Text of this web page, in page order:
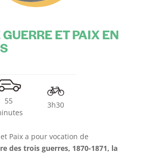
ET PAIX EN
55
3h30
Paix a pour vocation de
des trois guerres, 1870-1871, la